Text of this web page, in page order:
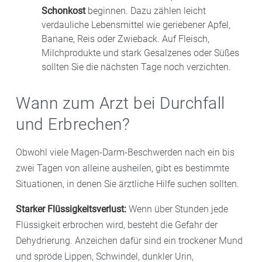
Magenschutzmittel sowie Probiotika helfen. Wenn Sie
starke Beschwerden haben, sollten Sie mit Ihrer
Arztpraxis oder der Apotheke Rücksprache halten.
Schonkost beginnen. Dazu zählen leicht
verdauliche Lebensmittel wie geriebener Apfel,
Banane, Reis oder Zwieback. Auf Fleisch,
Milchprodukte und stark Gesalzenes oder Süßes
sollten Sie die nächsten Tage noch verzichten.
Wann zum Arzt bei Durchfall
und Erbrechen?
Obwohl viele Magen-Darm-Beschwerden nach ein bis
zwei Tagen von alleine ausheilen, gibt es bestimmte
Situationen, in denen Sie ärztliche Hilfe suchen sollten.
Starker Flüssigkeitsverlust: Wenn über Stunden jede
Flüssigkeit erbrochen wird, besteht die Gefahr der
Dehydrierung. Anzeichen dafür sind ein trockener Mund
und spröde Lippen, Schwindel, dunkler Urin,